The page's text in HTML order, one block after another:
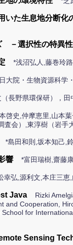
いた生息地分断化
－選択性の特異
*浅沼弘人,藤巻玲
大院・生物資源科学
長野県環保研），田
啓史,仲摩恵里,山本
会）,東淳樹（岩手
*島田和則,坂本知己,
響 *富田瑞樹,齋藤
幸弘,源利文,本庄三
Java
Rizki
Cooperation,
for
Sensing